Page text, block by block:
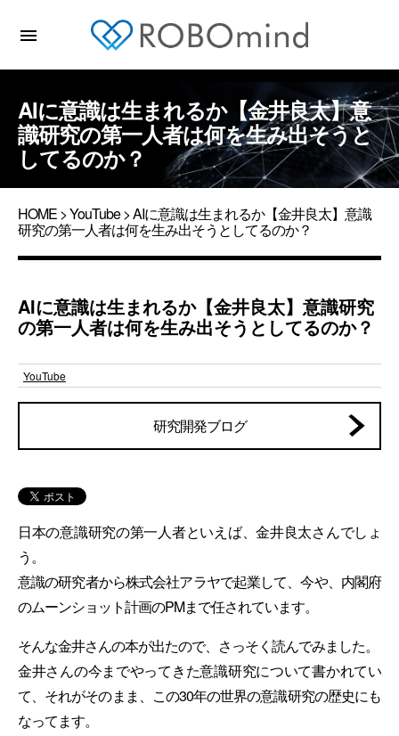
menu
AIに意識は生まれるか【金井良太】意
識研究の第一人者は何を生み出そうと
してるのか？
HOME>YouTube> AIに意識は生まれるか【金井良太】意識
研究の第一人者は何を生み出そうとしてるのか？
AIに意識は生まれるか【金井良太】意識研究
の第一人者は何を生み出そうとしてるのか？
YouTube
研究開発ブログ
日本の意識研究の第一人者といえば、金井良太さんでしょ
う。
意識の研究者から株式会社アラヤで起業して、今や、内閣府
のムーンショット計画のPMまで任されています。
そんな金井さんの本が出たので、さっそく読んでみました。
金井さんの今までやってきた意識研究について書かれてい
て、それがそのまま、この30年の世界の意識研究の歴史にも
なってます。